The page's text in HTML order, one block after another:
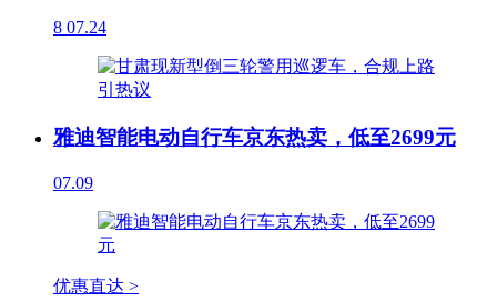
8 07.24
雅迪智能电动自行车京东热卖，低至2699元
07.09
优惠直达 >